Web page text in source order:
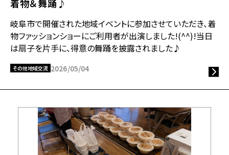
着物＆舞踊♪
岐阜市で開催された地域イベントに参加させていただき、着
物ファッションショーにご利用者が出演しました!(^^)!当日
は扇子を片手に、得意の舞踊を披露されました♪
その他地域交流 2026/05/04